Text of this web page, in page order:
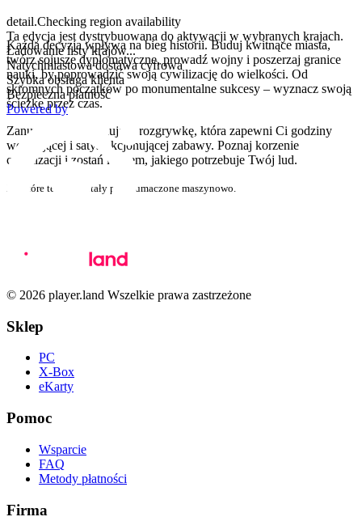
Ukształtuj swoje dziedzictwo
Każda decyzja wpływa na bieg historii. Buduj kwitnące miasta,
twórz sojusze dyplomatyczne, prowadź wojny i poszerzaj granice
nauki, by poprowadzić swoją cywilizację do wielkości. Od
skromnych początków po monumentalne sukcesy – wyznacz swoją
ścieżkę przez czas.
Zanurz się w fascynującą rozgrywkę, która zapewni Ci godziny
wciągającej i satysfakcjonującej zabawy. Poznaj korzenie
cywilizacji i zostań liderem, jakiego potrzebuje Twój lud.
Niektóre teksty zostały przetłumaczone maszynowo.
detail.Checking region availability
Ta edycja jest dystrybuowana do aktywacji w wybranych krajach.
Ładowanie listy krajów...
Natychmiastowa dostawa cyfrowa
Szybka obsługa klienta
Bezpieczna płatność
Powered by
© 2026 player.land Wszelkie prawa zastrzeżone
Sklep
PC
X-Box
eKarty
Pomoc
Wsparcie
FAQ
Metody płatności
Firma